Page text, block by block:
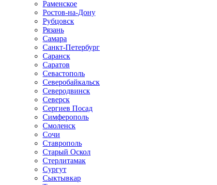
Раменское
Ростов-на-Дону
Рубцовск
Рязань
Самара
Санкт-Петербург
Саранск
Саратов
Севастополь
Северобайкальск
Северодвинск
Северск
Сергиев Посад
Симферополь
Смоленск
Сочи
Ставрополь
Старый Оскол
Стерлитамак
Сургут
Сыктывкар